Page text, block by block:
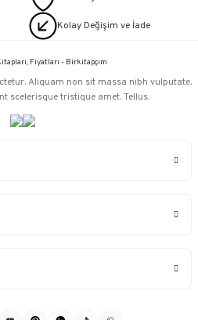
Kolay Değişim ve İade
Aliquam non sit massa nibh vulputate.
scelerisque tristique amet. Tellus.